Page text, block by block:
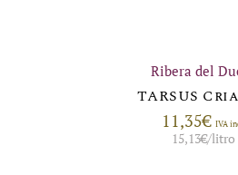
Ribera del
TARSUS
11,35€ IVA
15,13€/litro